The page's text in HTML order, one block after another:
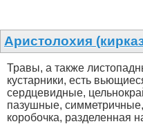
Аристолохия
Травы, а также
кустарники, есть
сердцевидные,
пазушные,
коробочка, разделенная